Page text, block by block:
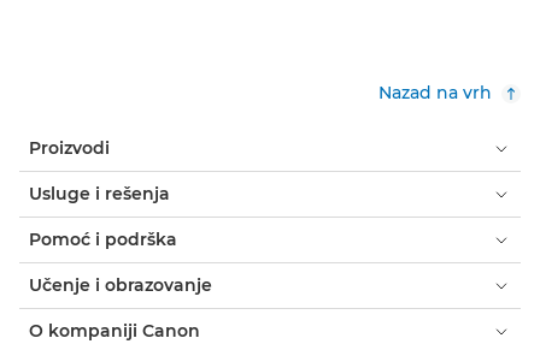
Nazad na vrh
Proizvodi
Usluge i rešenja
Pomoć i podrška
Učenje i obrazovanje
O kompaniji Canon